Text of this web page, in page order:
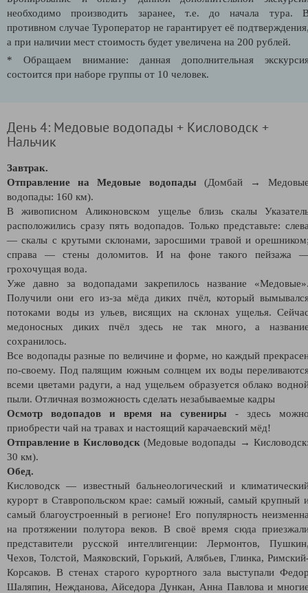
необходимо производить заранее, т.е. до начала тура.
противном случае Туроператор не гарантирует её
а при наличии мест стоимость будет увеличена на 200 рублей.
* Обращаем внимание: данная дополнительная
состоится при наборе группы от 10 человек.
День 4: Медовые водопады + Кисловодск +
Нальчик
Завтрак.
Отправление на Медовые водопады (Домбай →
водопады: 160 км).
В живописном Аликоновском ущелье близь скалы
расположились сразу пять водопадов. Только представьте:
— скалы с крутыми склонами, заросшими травой и
справа — стены доломитов. И на фоне такого пейзажа
грохочущая вода.
Уже давно за водопадами закрепилось название
Получили они его из-за мёда диких пчёл, который
потоками воды из ульев, висящих на склонах ущелья.
медоносных диких пчёл здесь не так много, а
сохранилось.
Все водопады разные по величине и форме, но каждый
по-своему. Под палящим южным солнцем их воды
всеми цветами радуги, а над ущельем образуется облако
пыли. Отличная возможность сделать незабываемые кадры
Осмотр водопадов и время на сувениры - здесь
приобрести чай на травах и настоящий карачаевский мёд!
Отправление в Кисловодск (Медовые водопады →
30 км).
Обед.
Кисловодск — известный бальнеологический и
курорт в Ставропольском крае: самый южный, самый крупный
самый благоустроенный в регионе! Его популярность
на протяжении полутора веков. В своё время сюда
представители русской интеллигенции: Лермонтов,
Чехов, Толстой, Маяковский, Горький, Алябьев, Глинка,
Корсаков. В стенах старого курортного зала выступали
Шаляпин, Нежданова, Айседора Дункан, Анна Павлова и